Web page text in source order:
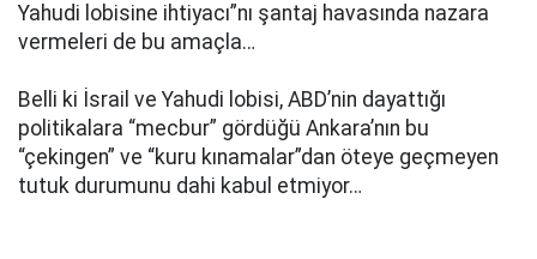
Yahudi lobisine ihtiyacı”nı şantaj havasında nazara
vermeleri de bu amaçla…
Belli ki İsrail ve Yahudi lobisi, ABD’nin dayattığı
politikalara “mecbur” gördüğü Ankara’nın bu
“çekingen” ve “kuru kınamalar”dan öteye geçmeyen
tutuk durumunu dahi kabul etmiyor…